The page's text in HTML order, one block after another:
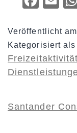
Veröffentlicht am
Kategorisiert
Santander